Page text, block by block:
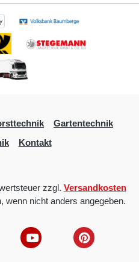
Gartentechnik
Kontakt
zzgl. Versandkosten
wenn nicht anders angegeben.